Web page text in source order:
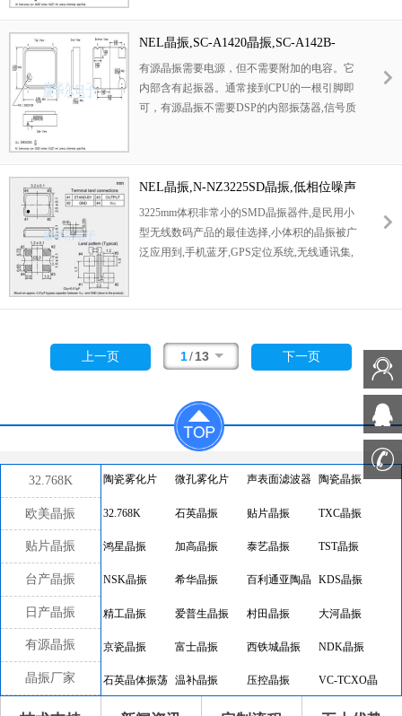
的生产工艺，使产品在各项参数得到了很大的
改良,外观尺寸具有薄型表面贴片型石英晶体谐
振器,特别适用于有小型化要求的市场领域,比
如智能手机,无线蓝牙,平板电脑等电子数码产
品。
NEL晶振,SC-A1420晶振,SC-A142B-
FREQ晶振
有源晶振需要电源，但不需要附加的电容。它
内部含有起振器。通常接到CPU的一根引脚即
可，有源晶振不需要DSP的内部振荡器,信号质
PI型滤波网络,输出端用一个小阻值的电阻过滤
信号即可),不需要复杂的配置电路.有源晶振通
常的用法:一脚悬空,二脚接地,三脚接输出,四脚
接电压。
NEL晶振,N-NZ3225SD晶振,低相位噪声
晶振
3225mm体积非常小的SMD晶振器件,是民用小
型无线数码产品的最佳选择,小体积的晶振被广
泛应用到,手机蓝牙,GPS定位系统,无线通讯集,
符合RoHS/无铅.
上一页 1/13 下一页
32.768K
欧美晶振
贴片晶振
台产晶振
日产晶振
有源晶振
晶振厂家
陶瓷雾化片 微孔雾化片 声表面滤波器 陶瓷晶振
32.768K 石英晶振 贴片晶振 TXC晶振
鸿星晶振 加高晶振 泰艺晶振 TST晶振
NSK晶振 希华晶振 百利通亚陶晶
振
KDS晶振
精工晶振 爱普生晶振 村田晶振 大河晶振
京瓷晶振 富士晶振 西铁城晶振 NDK晶振
石英晶体振荡 温补晶振 压控晶振 VC-TCXO晶
振